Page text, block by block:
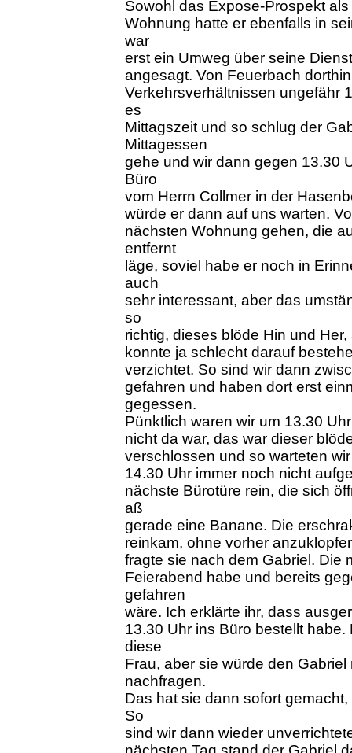
Sowohl das Expose-Prospekt
Wohnung hatte er ebenfalls in
war
erst ein Umweg über seine
angesagt. Von Feuerbach
Verkehrsverhältnissen ungefähr
es
Mittagszeit und so schlug der
Mittagessen
gehe und wir dann gegen 13.30
Büro
vom Herrn Collmer in der
würde er dann auf uns warten.
nächsten Wohnung gehen, die
entfernt
läge, soviel habe er noch in
auch
sehr interessant, aber das
so
richtig, dieses blöde Hin und
konnte ja schlecht darauf
verzichtet. So sind wir dann
gefahren und haben dort erst
gegessen.
Pünktlich waren wir um 13.30
nicht da war, das war dieser
verschlossen und so warteten
14.30 Uhr immer noch nicht
nächste Bürotüre rein, die sich
aß
gerade eine Banane. Die
reinkam, ohne vorher
fragte sie nach dem Gabriel. Die
Feierabend habe und bereits
gefahren
wäre. Ich erklärte ihr, dass
13.30 Uhr ins Büro bestellt
diese
Frau, aber sie würde den
nachfragen.
Das hat sie dann sofort
So
sind wir dann wieder